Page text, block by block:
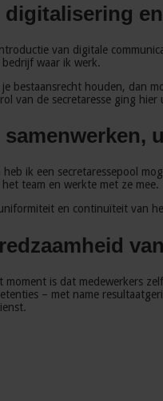
digitalisering
van digitale
waar ik werk.
bestaansrecht houden, dan
van de secretaresse ging hier
heb ik een secretaressepool
het team en werkte met ze
en continuïteit van
moment is dat medewerkers
– met name